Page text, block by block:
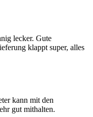
lecker. Gute
klappt super, alles
kann mit den
gut mithalten.